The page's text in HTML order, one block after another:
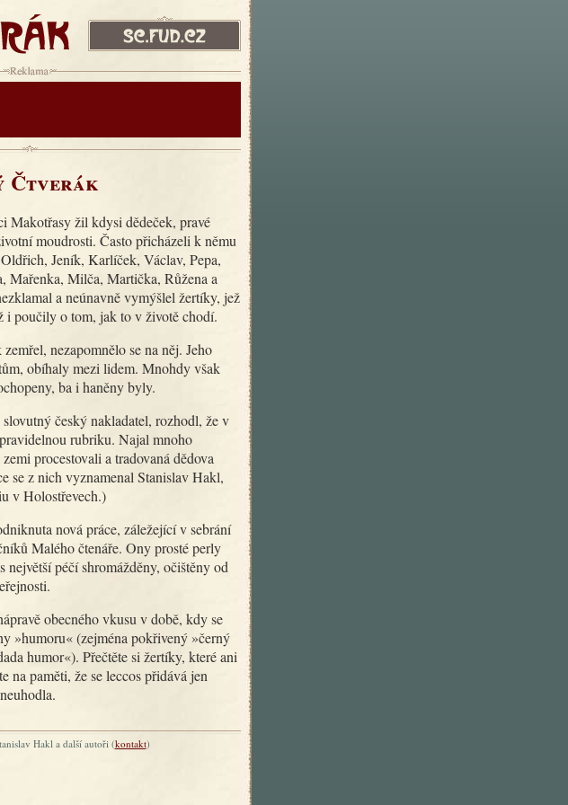
sc.fud.cz
Reklama:
Čtverák
moudrosti. Často přicházeli k němu
Jeník, Karlíček, Václav, Pepa,
Mařenka, Milča, Martička, Růžena a
a neúnavně vymýšlel žertíky, jež
i poučily o tom, jak to v životě chodí.
obíhaly mezi lidem. Mnohdy však
ba i haněny byly.
rubriku. Najal mnoho
procestovali a tradovaná dědova
se z nich vyznamenal Stanislav Hakl,
v Holostřevech.)
Malého čtenáře. Ony prosté perly
péčí shromážděny, očištěny od
»humoru« (zejména pokřivený »černý
humor«). Přečtěte si žertíky, které ani
na paměti, že se leccos přidává jen
Hakl a další autoři (kontakt)